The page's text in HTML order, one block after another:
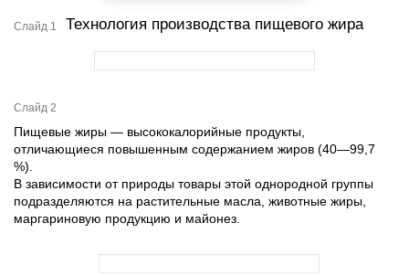
Слайд 1 Технология производства пищевого жира
Слайд 2
Пищевые жиры — высококалорийные продукты,
отличающиеся повышенным содержанием жиров (40—99,7
%).
В зависимости от природы товары этой однородной группы
подразделяются на растительные масла, животные жиры,
маргариновую продукцию и майонез.